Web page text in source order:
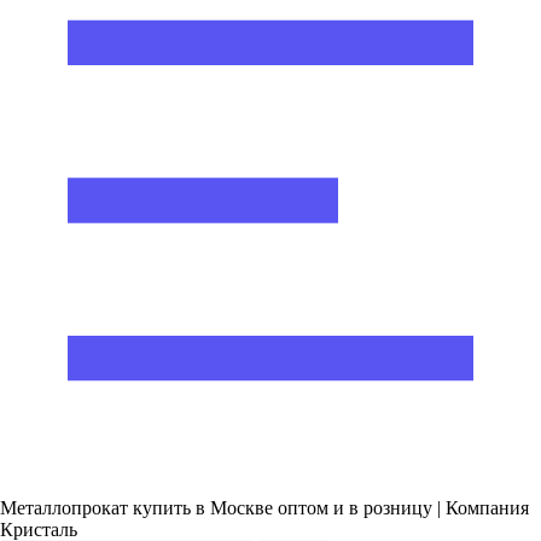
Металлопрокат купить в Москве оптом и в розницу | Компания
Кристаль